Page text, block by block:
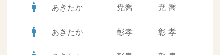
man あきたか 尭喬 尭 喬
man あきたか 彰孝 彰 孝